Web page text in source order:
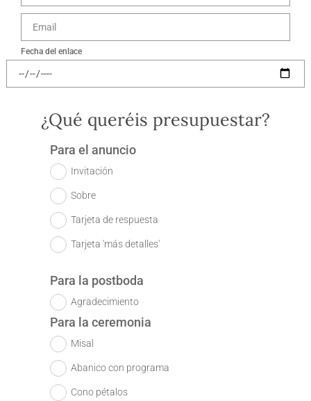
Fecha del enlace
¿Qué queréis presupuestar?
Para el anuncio
Invitación
Sobre
Tarjeta de respuesta
Tarjeta 'más detalles'
Para la postboda
Agradecimiento
Para la ceremonia
Misal
Abanico con programa
Cono pétalos